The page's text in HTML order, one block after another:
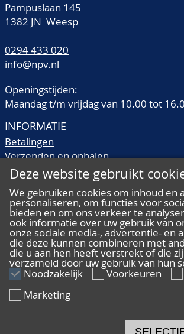
Pampuslaan 145
1382 JN Weesp
0294 433 020
info@npv.nl
Openingstijden:
Maandag t/m vrijdag van 10.00 tot
INFORMATIE
Betalingen
Verzenden en ophalen
Veilingtermen
Kwaliteitsomschrijvingen
Veelgestelde vragen
ALGEMEEN
Algemene voorwaarden
Deze website gebruikt
We gebruiken cookies om inhoud en
personaliseren, om functies voor
bieden en om ons verkeer te
ook informatie over uw gebruik van
onze sociale media-, advertentie- en
die deze kunnen combineren met
die u aan hen heeft verstrekt of die
verzameld door uw gebruik van hun
Noodzakelijk Voorkeuren
Marketing